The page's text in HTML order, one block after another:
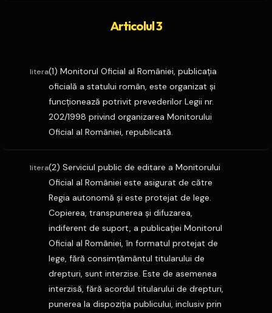
Articolul 3
litera(1) Monitorul Oficial al României, publicaţia
oficială a statului român, este organizat şi
funcţionează potrivit prevederilor Legii nr.
202/1998 privind organizarea Monitorului
Oficial al României, republicată.
litera(2) Serviciul public de editare a Monitorului
Oficial al României este asigurat de către
Regia autonomă şi este protejat de lege.
Copierea, transpunerea şi difuzarea,
indiferent de suport, a publicaţiei Monitorul
Oficial al României, în formatul protejat de
lege, fără consimţământul titularului de
drepturi, sunt interzise. Este de asemenea
interzisă, fără acordul titularului de drepturi,
punerea la dispoziţia publicului, inclusiv prin